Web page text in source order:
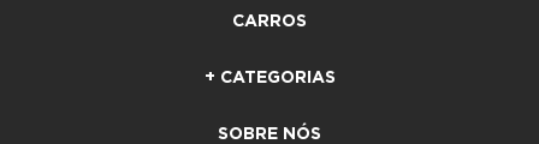
CARROS
+ CATEGORIAS
SOBRE NÓS